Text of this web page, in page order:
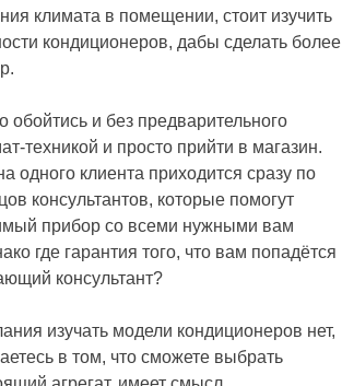
климата в помещении, стоит изучить
кондиционеров, дабы сделать более
обойтись и без предварительного
техникой и просто прийти в магазин.
одного клиента приходится сразу по
консультантов, которые помогут
прибор со всеми нужными вам
где гарантия того, что вам попадётся
консультант?
изучать модели кондиционеров нет,
в том, что сможете выбрать